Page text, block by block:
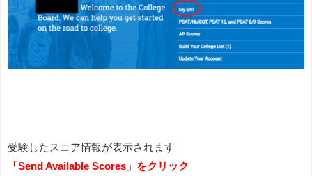
受験したスコア情報が表示されます
「Send Available Scores」をクリック